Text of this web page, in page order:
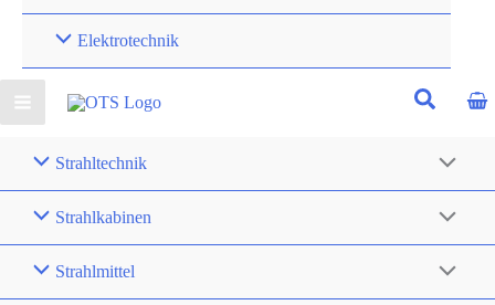
Elektrotechnik
Strahltechnik
Strahlkabinen
Strahlmittel